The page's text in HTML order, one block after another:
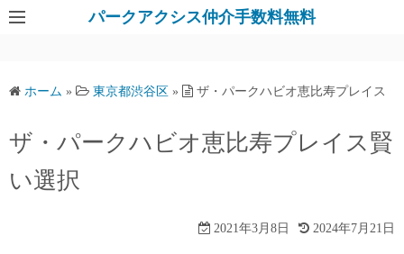
パークアクシス仲介手数料無料
ホーム » 東京都渋谷区 » ザ・パークハビオ恵比寿プレイス
ザ・パークハビオ恵比寿プレイス賢
い選択
2021年3月8日 2024年7月21日